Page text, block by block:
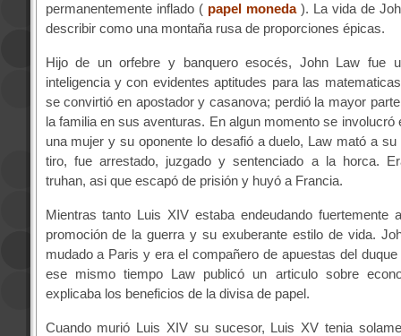
permanentemente inflado ( papel moneda ). La vida de
describir como una montaña rusa de proporciones épicas.
Hijo de un orfebre y banquero esocés, John Law fue
inteligencia y con evidentes aptitudes para las
se convirtió en apostador y casanova; perdió la mayor
la familia en sus aventuras. En algun momento se involucró
una mujer y su oponente lo desafió a duelo, Law mató a su
tiro, fue arrestado, juzgado y sentenciado a la horca.
truhan, asi que escapó de prisión y huyó a Francia.
Mientras tanto Luis XIV estaba endeudando fuertemente
promoción de la guerra y su exuberante estilo de vida.
mudado a Paris y era el compañero de apuestas del
ese mismo tiempo Law publicó un articulo sobre
explicaba los beneficios de la divisa de papel.
Cuando murió Luis XIV su sucesor, Luis XV tenia